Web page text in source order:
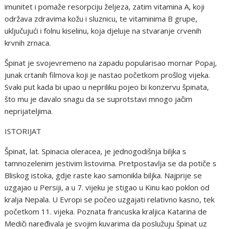
imunitet i pomaže resorpciju željeza, zatim vitamina A, koji
održava zdravima kožu i sluznicu, te vitaminima B grupe,
uključujući i folnu kiselinu, koja djeluje na stvaranje crvenih
krvnih zrnaca.
Špinat je svojevremeno na zapadu popularisao mornar Popaj,
junak crtanih filmova koji je nastao početkom prošlog vijeka.
Svaki put kada bi upao u nepriliku pojeo bi konzervu špinata,
što mu je davalo snagu da se suprotstavi mnogo jačim
neprijateljima.
ISTORIJAT
Špinat, lat. Spinacia oleracea, je jednogodišnja biljka s
tamnozelenim jestivim listovima. Pretpostavlja se da potiče s
Bliskog istoka, gdje raste kao samonikla biljka. Najprije se
uzgajao u Persiji, a u 7. vijeku je stigao u Kinu kao poklon od
kralja Nepala. U Evropi se počeo uzgajati relativno kasno, tek
početkom 11. vijeka. Poznata francuska kraljica Katarina de
Mediči naređivala je svojim kuvarima da poslužuju špinat uz